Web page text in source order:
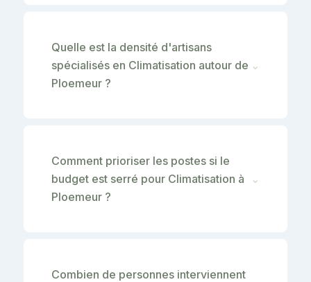
Quelle est la densité d'artisans
spécialisés en Climatisation autour de
Ploemeur ?
⌄
Comment prioriser les postes si le
budget est serré pour Climatisation à
Ploemeur ?
⌄
Combien de personnes interviennent